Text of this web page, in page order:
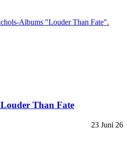
Than Fate
23 Juni 26